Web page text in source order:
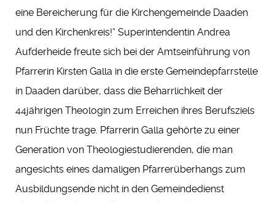
eine Bereicherung für die Kirchengemeinde Daaden
und den Kirchenkreis!“ Superintendentin Andrea
Aufderheide freute sich bei der Amtseinführung von
Pfarrerin Kirsten Galla in die erste Gemeindepfarrstelle
in Daaden darüber, dass die Beharrlichkeit der
44jährigen Theologin zum Erreichen ihres Berufsziels
nun Früchte trage. Pfarrerin Galla gehörte zu einer
Generation von Theologiestudierenden, die man
angesichts eines damaligen Pfarrerüberhangs zum
Ausbildungsende nicht in den Gemeindedienst